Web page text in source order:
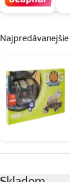
Najpredávanejšie